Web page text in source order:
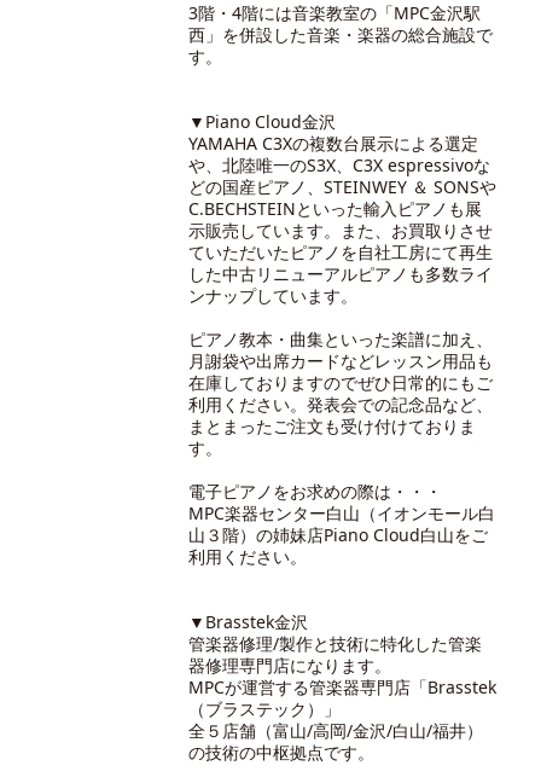
3階・4階には音楽教室の「MPC金沢駅
西」を併設した音楽・楽器の総合施設で
す。
▼Piano Cloud金沢
YAMAHA C3Xの複数台展示による選定
や、北陸唯一のS3X、C3X espressivoな
どの国産ピアノ、STEINWEY ＆ SONSや
C.BECHSTEINといった輸入ピアノも展
示販売しています。また、お買取りさせ
ていただいたピアノを自社工房にて再生
した中古リニューアルピアノも多数ライ
ンナップしています。
ピアノ教本・曲集といった楽譜に加え、
月謝袋や出席カードなどレッスン用品も
在庫しておりますのでぜひ日常的にもご
利用ください。発表会での記念品など、
まとまったご注文も受け付けておりま
す。
電子ピアノをお求めの際は・・・
MPC楽器センター白山（イオンモール白
山３階）の姉妹店Piano Cloud白山をご
利用ください。
▼Brasstek金沢
管楽器修理/製作と技術に特化した管楽
器修理専門店になります。
MPCが運営する管楽器専門店「Brasstek
（ブラステック）」
全５店舗（富山/高岡/金沢/白山/福井）
の技術の中枢拠点です。